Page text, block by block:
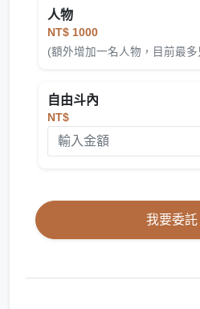
人物
NT$ 1000
(額外增加一名人物，目前最
自由斗內
NT$
我要委託